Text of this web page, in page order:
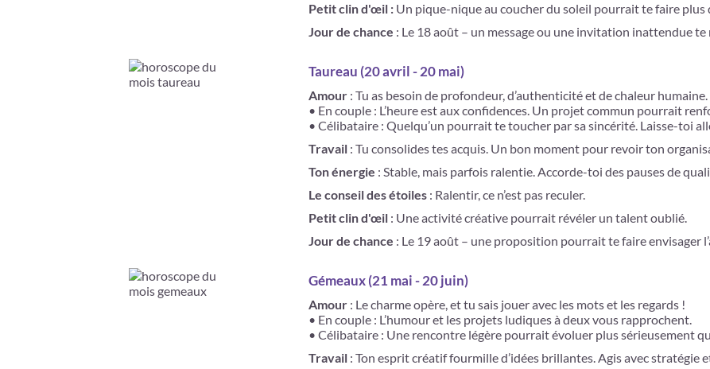
Petit clin d'œil :Un pique-nique au coucher du soleil pourrait te faire plus
Jour de chance : Le 18 août – un message ou une invitation inattendue
Taureau (20 avril - 20 mai)
Amour: Tu as besoin de profondeur, d’authenticité et de chaleur humaine.
• En couple : L’heure est aux confidences. Un projet commun pourrait
• Célibataire : Quelqu’un pourrait te toucher par sa sincérité. Laisse-toi
Travail: Tu consolides tes acquis. Un bon moment pour revoir ton
Ton énergie : Stable, mais parfois ralentie. Accorde-toi des pauses de
Le conseil des étoiles: Ralentir, ce n’est pas reculer.
Petit clin d'œil: Une activité créative pourrait révéler un talent oublié.
Jour de chance : Le 19 août – une proposition pourrait te faire envisager
Gémeaux (21 mai - 20 juin)
Amour: Le charme opère, et tu sais jouer avec les mots et les regards !
• En couple : L’humour et les projets ludiques à deux vous rapprochent.
• Célibataire : Une rencontre légère pourrait évoluer plus sérieusement
Travail: Ton esprit créatif fourmille d’idées brillantes. Agis avec stratégie